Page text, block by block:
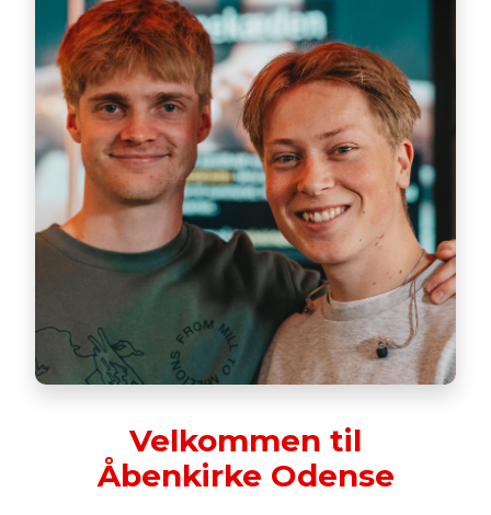
Velkommen til
Åbenkirke Odense
besøg. Hvis
du fravælger
disse, vil
nogle
funktioner
ikke være
tilgængelige.
Marketing
By sharing
your
interests and
behavior as
you visit our
site, you
increase the
seeing
content and